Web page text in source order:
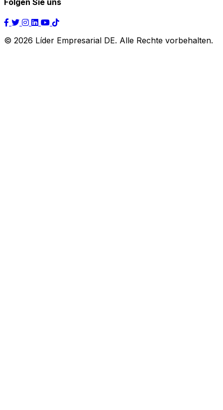
Folgen Sie uns
© 2026 Líder Empresarial DE. Alle Rechte vorbehalten.